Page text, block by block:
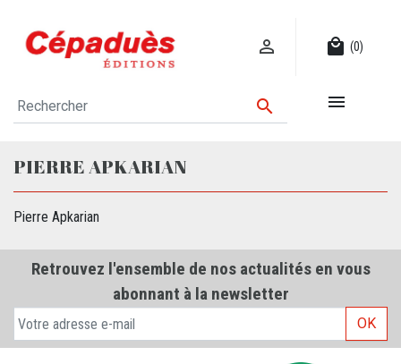
 local_mall (0)
 
PIERRE APKARIAN
Pierre Apkarian
Retrouvez l'ensemble de nos actualités en vous
abonnant à la newsletter
OK